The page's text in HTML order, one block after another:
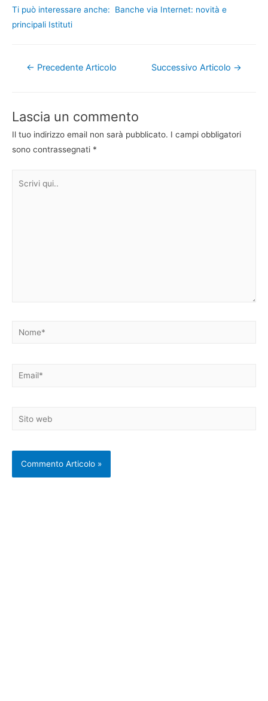
Ti può interessare anche:
Banche via Internet: novità e
principali Istituti
Navigazione
← Precedente Articolo Successivo Articolo →
Lascia un commento
Il tuo indirizzo email non sarà pubblicato. I campi obbligatori
sono contrassegnati *
Nome*
Email*
Sito